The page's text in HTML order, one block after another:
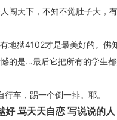
闯天下，不知不觉肚子大
地狱4102才是最美好的。佛
憾的是…最后它把所有的学
车，踢一个倒一排。耶。
好 骂天天自恋 写说说的人